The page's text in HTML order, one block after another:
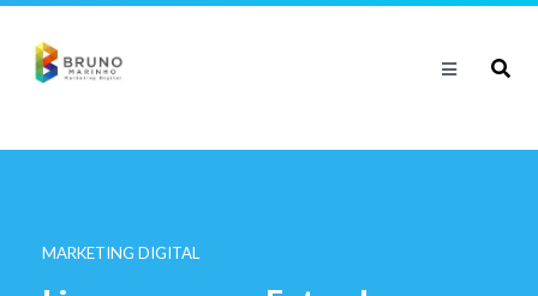
MARKETING DIGITAL